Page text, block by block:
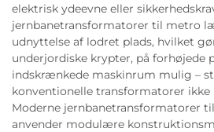
elektrisk ydeevne eller
jernbanetransformatorer til metro
udnyttelse af lodret plads, hvilket
underjordiske krypter, på forhøjede
indskrænkede maskinrum mulig –
konventionelle transformatorer ikke
Moderne jernbanetransformatorer
anvender modulære